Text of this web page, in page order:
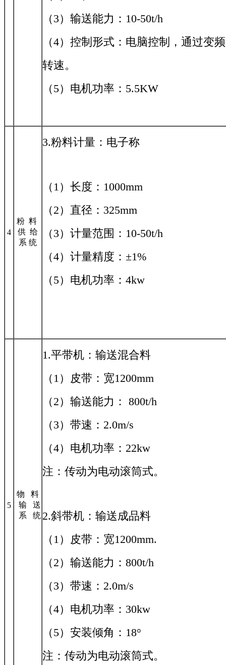
（3）输送能力：10-50t/h
（4）控制形式：电脑控制，通过变
转速。
（5）电机功率：5.5KW
4
粉 料
供 给
系 统
3.粉料计量：电子称
（1）长度：1000mm
（2）直径：325mm
（3）计量范围：10-50t/h
（4）计量精度：±1%
（5）电机功率：4kw
5
物 料
输 送
系 统
1.平带机：输送混合料
（1）皮带：宽1200mm
（2）输送能力： 800t/h
（3）带速：2.0m/s
（4）电机功率：22kw
注：传动为电动滚筒式。
2.斜带机：输送成品料
（1）皮带：宽1200mm.
（2）输送能力：800t/h
（3）带速：2.0m/s
（4）电机功率：30kw
（5）安装倾角：18°
注：传动为电动滚筒式。